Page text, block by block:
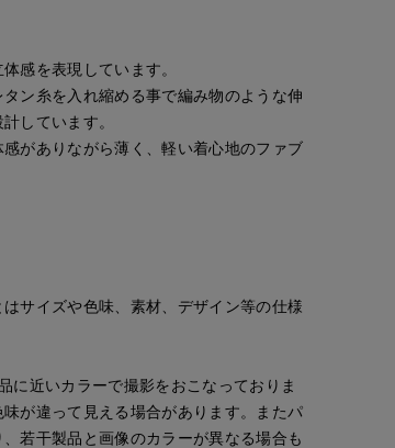
感を表現しています。
ン糸を入れ縮める事で編み物のような伸
しています。
がありながら薄く、軽い着心地のファブ
サイズや色味、素材、デザイン等の仕様
に近いカラーで撮影をおこなっておりま
が違って見える場合があります。またパ
若干製品と画像のカラーが異なる場合も